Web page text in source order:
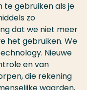
te gebruiken als je
zo
dat we niet meer
het gebruiken. We
Nieuwe
en van
die rekening